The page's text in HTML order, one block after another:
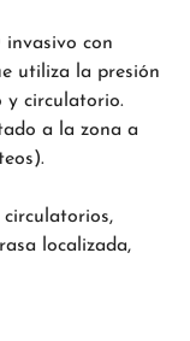
con
utiliza la presión
y circulatorio.
a la zona a
localizada,